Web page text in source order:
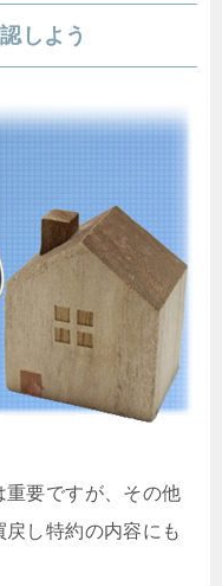
しよう
要ですが、その他
し特約の内容にも